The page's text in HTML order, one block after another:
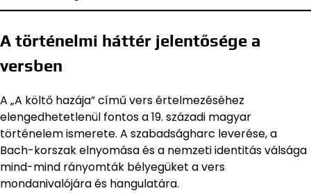
A történelmi háttér jelentősége a
versben
A „A költő hazája” című vers értelmezéséhez
elengedhetetlenül fontos a 19. századi magyar
történelem ismerete. A szabadságharc leverése, a
Bach-korszak elnyomása és a nemzeti identitás válsága
mind-mind rányomták bélyegüket a vers
mondanivalójára és hangulatára.